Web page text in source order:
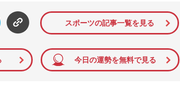
スポーツの記事一覧を見る
今日の運勢を無料で見る